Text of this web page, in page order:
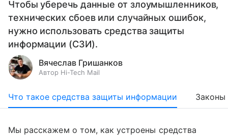
Чтобы уберечь данные от злоумышленников,
технических сбоев или случайных ошибок,
нужно использовать средства защиты
информации (СЗИ).
Вячеслав Гришанков
Автор Hi-Tech Mail
Что такое средства защиты информации Законы
Мы расскажем о том, как устроены средства